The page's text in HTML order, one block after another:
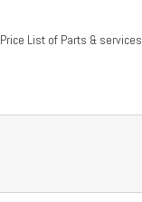
Price List of Parts & services